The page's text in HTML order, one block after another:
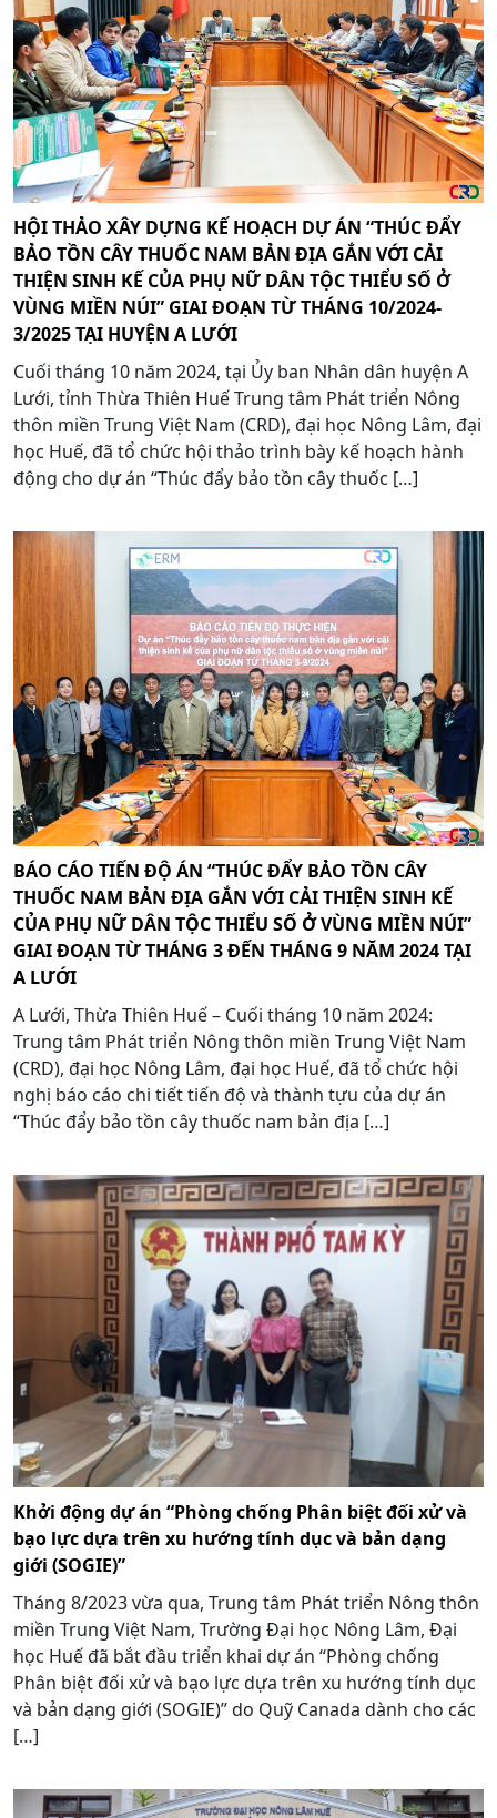
HỘI THẢO XÂY DỰNG KẾ HOẠCH DỰ ÁN “THÚC ĐẨY
BẢO TỒN CÂY THUỐC NAM BẢN ĐỊA GẮN VỚI CẢI
THIỆN SINH KẾ CỦA PHỤ NỮ DÂN TỘC THIỂU SỐ Ở
VÙNG MIỀN NÚI” GIAI ĐOẠN TỪ THÁNG 10/2024-
3/2025 TẠI HUYỆN A LƯỚI
Cuối tháng 10 năm 2024, tại Ủy ban Nhân dân huyện A
Lưới, tỉnh Thừa Thiên Huế Trung tâm Phát triển Nông
thôn miền Trung Việt Nam (CRD), đại học Nông Lâm, đại
học Huế, đã tổ chức hội thảo trình bày kế hoạch hành
động cho dự án “Thúc đẩy bảo tồn cây thuốc […]
BÁO CÁO TIẾN ĐỘ ÁN “THÚC ĐẨY BẢO TỒN CÂY
THUỐC NAM BẢN ĐỊA GẮN VỚI CẢI THIỆN SINH KẾ
CỦA PHỤ NỮ DÂN TỘC THIỂU SỐ Ở VÙNG MIỀN NÚI”
GIAI ĐOẠN TỪ THÁNG 3 ĐẾN THÁNG 9 NĂM 2024 TẠI
A LƯỚI
A Lưới, Thừa Thiên Huế – Cuối tháng 10 năm 2024:
Trung tâm Phát triển Nông thôn miền Trung Việt Nam
(CRD), đại học Nông Lâm, đại học Huế, đã tổ chức hội
nghị báo cáo chi tiết tiến độ và thành tựu của dự án
“Thúc đẩy bảo tồn cây thuốc nam bản địa […]
Khởi động dự án “Phòng chống Phân biệt đối xử và
bạo lực dựa trên xu hướng tính dục và bản dạng
giới (SOGIE)”
Tháng 8/2023 vừa qua, Trung tâm Phát triển Nông thôn
miền Trung Việt Nam, Trường Đại học Nông Lâm, Đại
học Huế đã bắt đầu triển khai dự án “Phòng chống
Phân biệt đối xử và bạo lực dựa trên xu hướng tính dục
và bản dạng giới (SOGIE)” do Quỹ Canada dành cho các
[…]